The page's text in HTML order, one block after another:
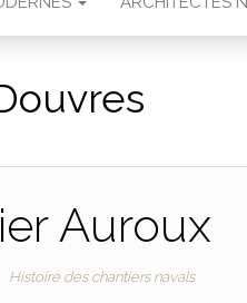
Auroux
Histoire des chantiers navals